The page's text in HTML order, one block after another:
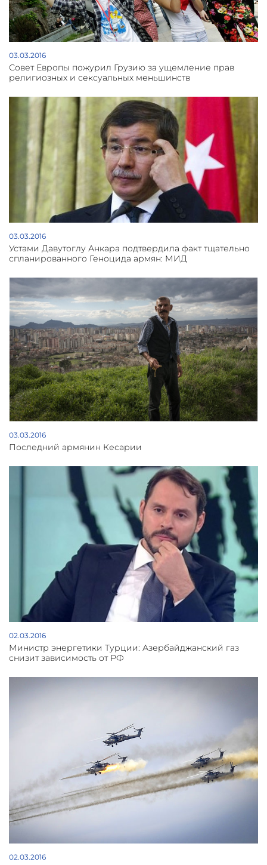
03.03.2016
Совет Европы пожурил Грузию за ущемление прав
религиозных и сексуальных меньшинств
03.03.2016
Устами Давутоглу Анкара подтвердила факт тщательно
спланированного Геноцида армян: МИД
03.03.2016
Последний армянин Кесарии
02.03.2016
Министр энергетики Турции: Азербайджанский газ
снизит зависимость от РФ
02.03.2016